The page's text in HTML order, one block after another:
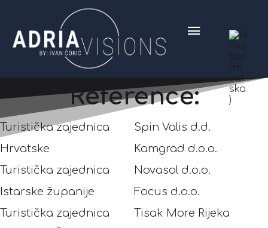
Reference:
Turistička zajednica
Hrvatske
Turistička zajednica
Istarske županije
Turistička zajednica
Spin Valis d.d.
Kamgrad d.o.o.
Novasol d.o.o.
Focus d.o.o.
Tisak More Rijeka